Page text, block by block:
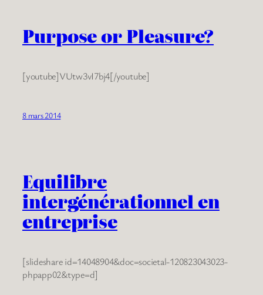
Purpose or Pleasure?
[youtube]VUtw3vI7bj4[/youtube]
8 mars 2014
Equilibre
intergénérationnel en
entreprise
[slideshare id=14048904&doc=societal-120823043023-
phpapp02&type=d]